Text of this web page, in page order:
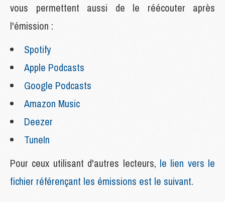
vous permettent aussi de le réécouter après
l'émission :
Spotify
Apple Podcasts
Google Podcasts
Amazon Music
Deezer
TuneIn
Pour ceux utilisant d'autres lecteurs, le lien vers le
fichier référençant les émissions est le suivant.